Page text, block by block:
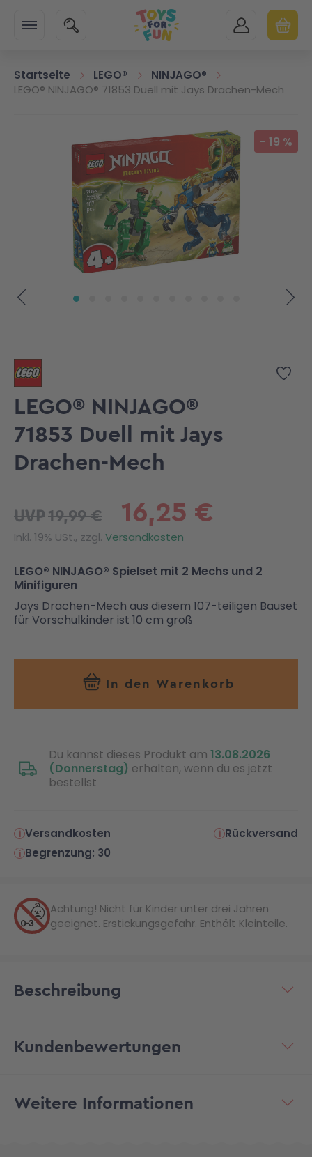
SUCHE MEIN KONTO
Startseite LEGO®
NINJAGO®
LEGO® NINJAGO® 71853 Duell mit Jays Drachen-Mech
Zum Ende der Bildgalerie springen - 19 %
Zur
LEGO® NINJAGO®
71853 Duell mit Jays
Drachen-Mech
16,25 €
UVP19,99 €
Inkl. 19% USt., zzgl. Versandkosten
LEGO® NINJAGO® Spielset mit 2 Mechs und 2
Minifiguren
Jays Drachen-Mech aus diesem 107-teiligen Bauset
für Vorschulkinder ist 10 cm groß
In den Warenkorb
Du kannst dieses Produkt am 13.08.2026
(Donnerstag) erhalten, wenn du es jetzt
bestellst
Versandkosten
Rückversand
Begrenzung: 30
Achtung! Nicht für Kinder unter drei Jahren
geeignet. Erstickungsgefahr. Enthält Kleinteile.
Beschreibung
Kundenbewertungen
Weitere Informationen